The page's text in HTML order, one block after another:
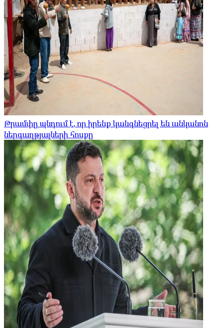
Թրամփը պնդում է, որ իրենք կանգնեցրել են անկանոն
ներգաղթյալների հոսքը